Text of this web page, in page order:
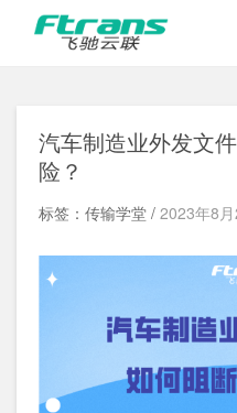
汽车制造业外发文
险？
标签：传输学堂 / 2023年8